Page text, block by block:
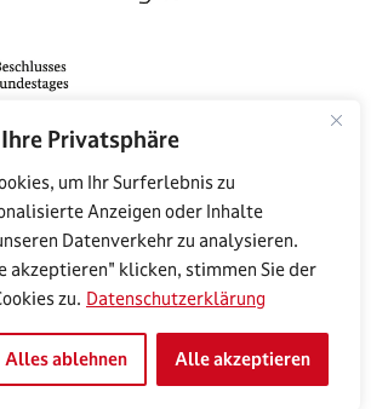
Privatsphäre
um Ihr Surferlebnis zu
Anzeigen oder Inhalte
Datenverkehr zu analysieren.
akzeptieren" klicken, stimmen Sie der
zu. Datenschutzerklärung
Alles ablehnen Alle akzeptieren
Digital Zentrum Rostock gehört zu
Mit dem Mittelstand-Digital
das Bundesministerium für
die Digitalisierung in kleinen
und dem Handwerk.
Digital Zentrum Rostock